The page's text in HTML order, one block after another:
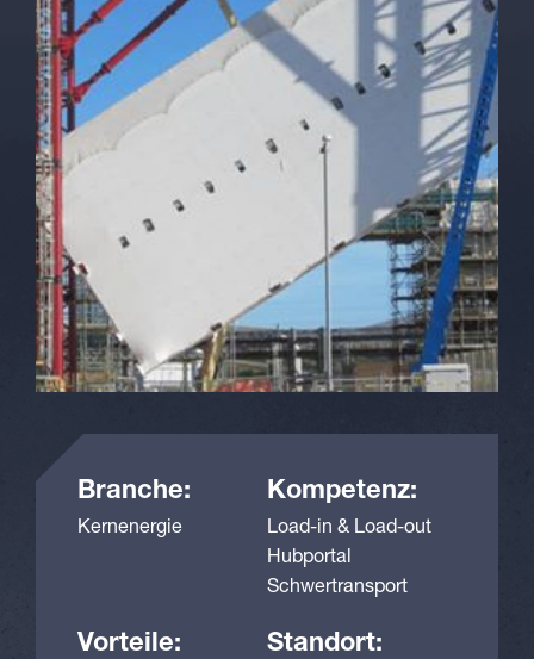
Branche:
Kernenergie
Kompetenz:
Load-in & Load-out
Hubportal
Schwertransport
Vorteile: Standort: